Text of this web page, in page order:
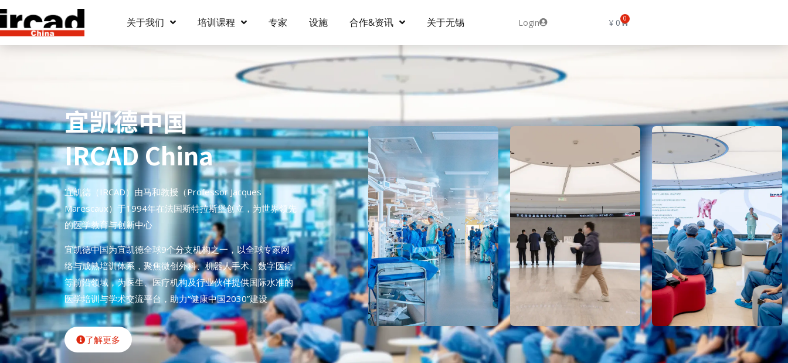
关于我们 培训课程 专家 设施 合作&资讯 关于无锡 Login ¥ 0 0
宜凯德中国
IRCAD China
宜凯德（IRCAD）由马和教授（Professor Jacques
Marescaux）于1994年在法国斯特拉斯堡创立，为世界领先
的医学教育与创新中心
宜凯德中国为宜凯德全球9个分支机构之一，以全球专家网
络与成熟培训体系，聚焦微创外科、机器人手术、数字医疗
等前沿领域，为医生、医疗机构及行业伙伴提供国际水准的
医学培训与学术交流平台，助力“健康中国2030”建设
了解更多